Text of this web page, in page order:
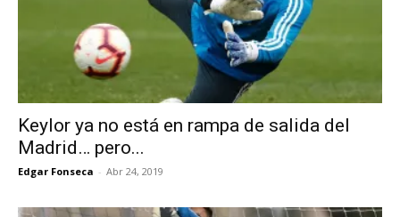
Keylor ya no está en rampa de salida del
Madrid… pero...
Edgar Fonseca - Abr 24, 2019